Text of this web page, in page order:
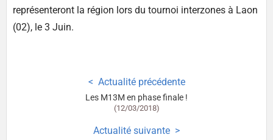
représenteront la région lors du tournoi interzones à Laon
(02), le 3 Juin.
Actualité précédente
Les M13M en phase finale !
(12/03/2018)
Actualité suivante